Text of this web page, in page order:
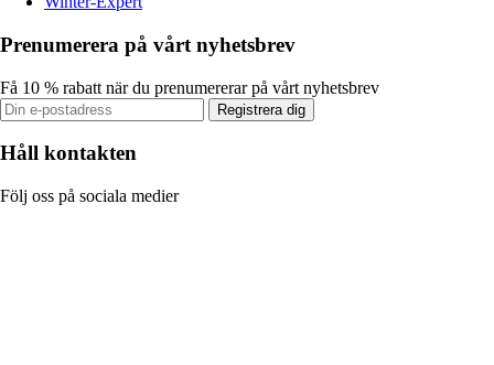
Prenumerera på vårt nyhetsbrev
Få 10 % rabatt när du prenumererar på vårt nyhetsbrev
Registrera dig
Håll kontakten
Följ oss på sociala medier